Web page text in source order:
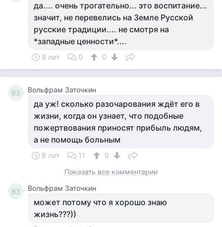
да.... очень трогательно... это воспитание...
значит, не перевелись на Земле Русской
русские традиции.... не смотря на
*западные ценности*....
9 лет 0 0
ВЗ Вольфрам Заточкин
да уж! сколько разочарования ждёт его в
жизни, когда он узнает, что подобные
пожертвования приносят прибыль людям,
а не помощь больным
8 лет 11
0
Показать все комментарии
ВЗ Вольфрам Заточкин
может потому что я хорошо знаю
жизнь???))